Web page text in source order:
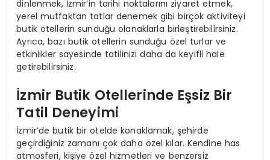
dinlenmek, İzmir’in tarihi noktalarını ziyaret etmek,
yerel mutfaktan tatlar denemek gibi birçok aktiviteyi
butik otellerin sunduğu olanaklarla birleştirebilirsiniz.
Ayrıca, bazı butik otellerin sunduğu özel turlar ve
etkinlikler sayesinde tatilinizi daha da keyifli hale
getirebilirsiniz.
İzmir Butik Otellerinde Eşsiz Bir
Tatil Deneyimi
İzmir’de butik bir otelde konaklamak, şehirde
geçirdiğiniz zamanı çok daha özel kılar. Kendine has
atmosferi, kişiye özel hizmetleri ve benzersiz